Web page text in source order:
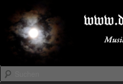
primären
Inhalt
springen
sekundären
Inhalt
springenDARK-
Suchen